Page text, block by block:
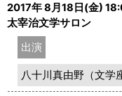
2017年 8月18日(金)
太宰治文学サロン
出演
八十川真由野（文学